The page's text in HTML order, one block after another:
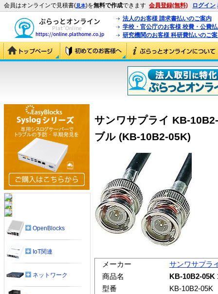
会員はオンラインで見積書(見本)を無料で作成できます 会員登録(無料) ログイン
法人のお客様 請求書払いのご案内
学校・官公庁のお客様 校費・公費
研究機関のお客様 科研費払いのご
サンワサプライ KB-
ブル (KB-10B2-05K)
メーカー
サンワサプラ
商品名
KB-10B2-05K
型番
KB-10B2-05K
OpenBlocks
IoT関連
ネットワーク